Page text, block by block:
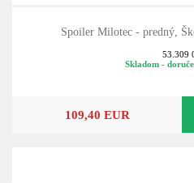
Spoiler Milotec - predný,
53.309
Skladom -
109,40 EUR